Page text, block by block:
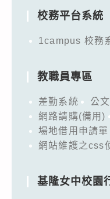
校務平台系統
1campus 校務
教職員專區
差勤系統 公
網路請購(備用)
場地借用申請單
網站維護之css
基隆女中校園